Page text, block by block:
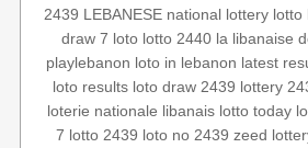
2439 LEBANESE national lottery lotto
draw 7 loto lotto 2440 la libanaise
playlebanon loto in lebanon latest
loto results loto draw 2439 lottery
loterie nationale libanais lotto today
7 lotto 2439 loto no 2439 zeed